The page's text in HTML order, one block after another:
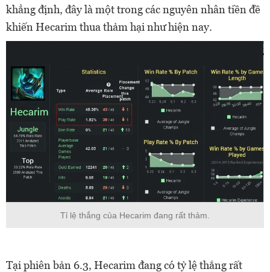
khẳng định, đây là một trong các nguyên nhân tiền đề
khiến Hecarim thua thảm hại như hiện nay.
Tỉ lệ thắng của Hecarim đang rất thảm.
Tại phiên bản 6.3, Hecarim đang có tỷ lệ thắng rất